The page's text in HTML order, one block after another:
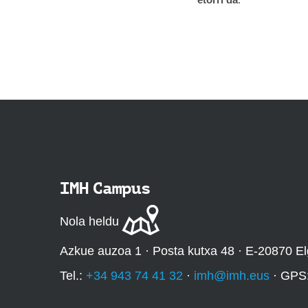
IMH Campus
Nola heldu
Azkue auzoa 1 · Posta kutxa 48 · E-20870
Tel.: +34 943 74 41 32 · imh@imh.eus ·